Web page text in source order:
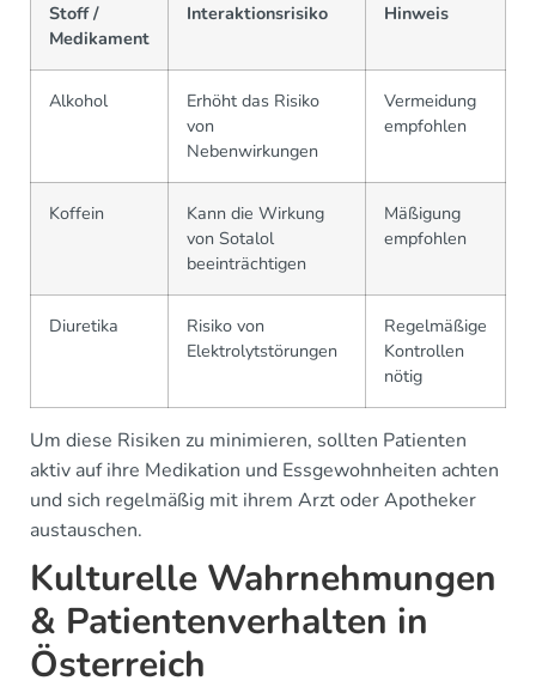
Stoff /
Medikament
Interaktionsrisiko Hinweis
Alkohol
Erhöht das Risiko
von
Nebenwirkungen
Vermeidung
empfohlen
Koffein
Kann die Wirkung
von Sotalol
beeinträchtigen
Mäßigung
empfohlen
Diuretika
Risiko von
Elektrolytstörungen
Regelmäßige
Kontrollen
nötig
Um diese Risiken zu minimieren, sollten Patienten
aktiv auf ihre Medikation und Essgewohnheiten achten
und sich regelmäßig mit ihrem Arzt oder Apotheker
austauschen.
Kulturelle Wahrnehmungen
& Patientenverhalten in
Österreich